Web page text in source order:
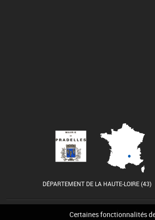
Certaines fonctionnalités
DÉPARTEMENT DE LA HAUTE-LOIRE (43)
Accueil